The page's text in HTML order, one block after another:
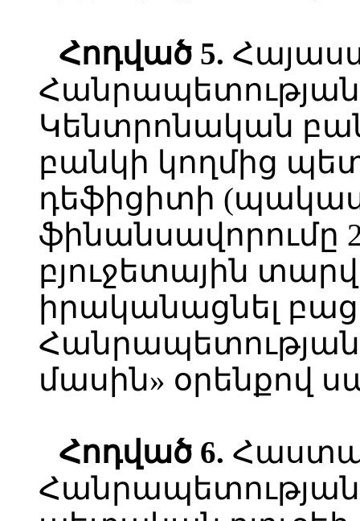
Հոդված 5.
Կենտրոնական
բանկի կողմից
դեֆիցիտի
ֆինանսավորումը
բյուջետային
իրականացնել
մասին» օրենքով
Հոդված 6.
Հանրապետության